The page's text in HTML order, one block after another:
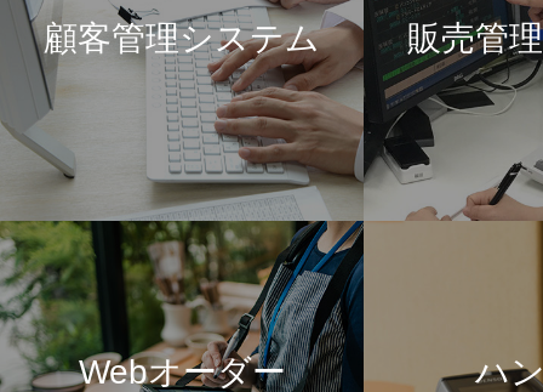
顧客管理システム 販売管
Webオーダー
ハ